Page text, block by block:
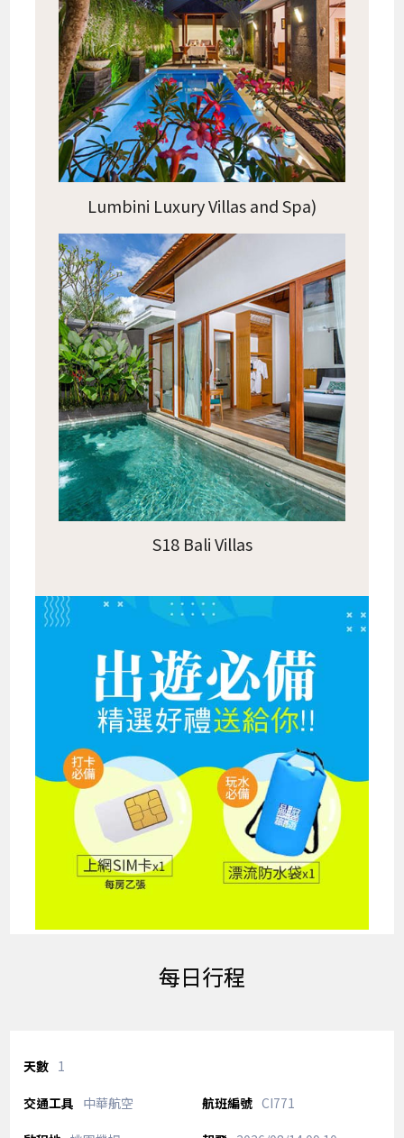
Lumbini Luxury Villas and Spa)
S18 Bali Villas
每日行程
1
中華航空 CI771